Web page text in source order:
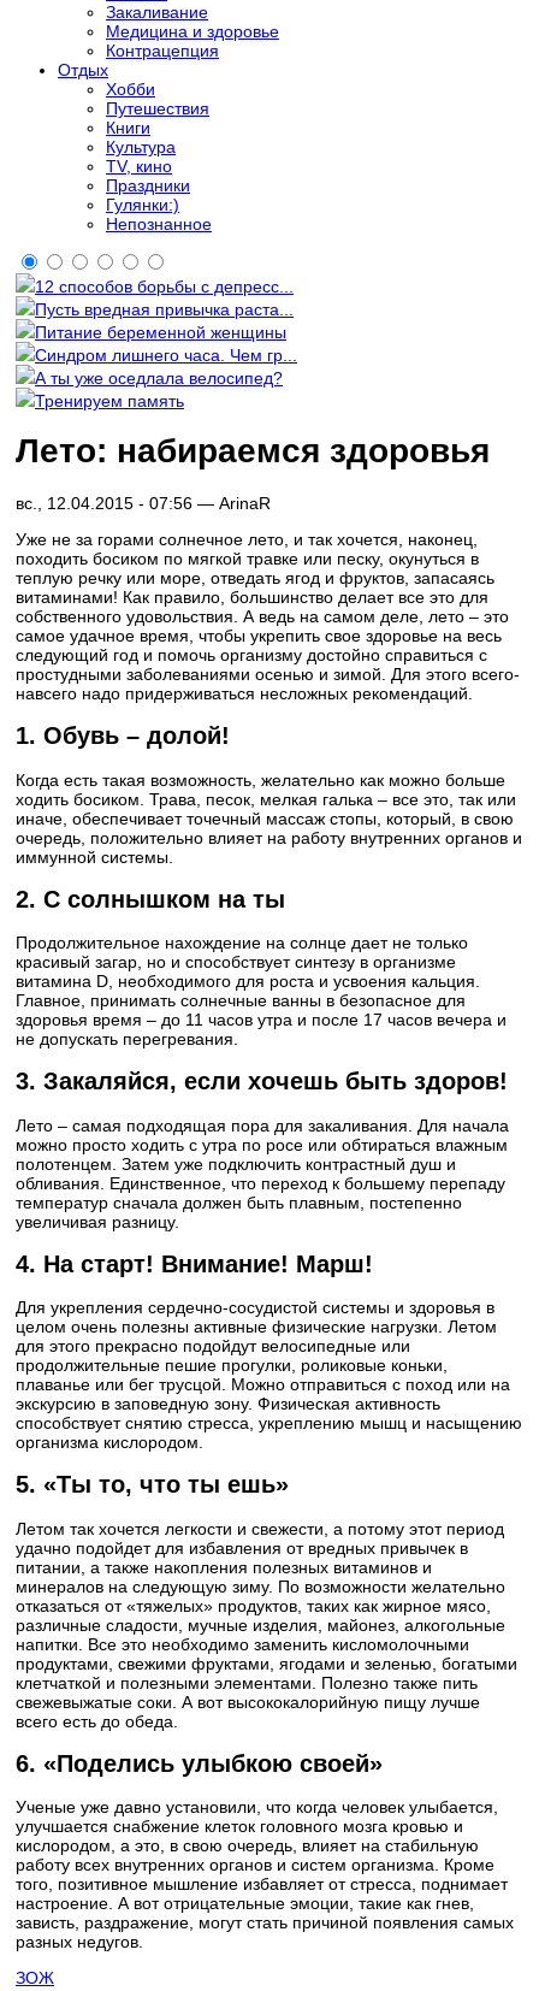
Закаливание
Медицина и здоровье
Контрацепция
Отдых
Хобби
Путешествия
Книги
Культура
TV, кино
Праздники
Гулянки:)
Непознанное
12 способов борьбы с депресс...
Пусть вредная привычка раста...
Питание беременной женщины
Синдром лишнего часа. Чем гр...
А ты уже оседлала велосипед?
Тренируем память
Лето: набираемся здоровья
вс., 12.04.2015 - 07:56 — ArinaR
Уже не за горами солнечное лето, и так хочется, наконец,
походить босиком по мягкой травке или песку, окунуться в
теплую речку или море, отведать ягод и фруктов, запасаясь
витаминами! Как правило, большинство делает все это для
собственного удовольствия. А ведь на самом деле, лето – это
самое удачное время, чтобы укрепить свое здоровье на весь
следующий год и помочь организму достойно справиться с
простудными заболеваниями осенью и зимой. Для этого всего-
навсего надо придерживаться несложных рекомендаций.
1. Обувь – долой!
Когда есть такая возможность, желательно как можно больше
ходить босиком. Трава, песок, мелкая галька – все это, так или
иначе, обеспечивает точечный массаж стопы, который, в свою
очередь, положительно влияет на работу внутренних органов и
иммунной системы.
2. С солнышком на ты
Продолжительное нахождение на солнце дает не только
красивый загар, но и способствует синтезу в организме
витамина D, необходимого для роста и усвоения кальция.
Главное, принимать солнечные ванны в безопасное для
здоровья время – до 11 часов утра и после 17 часов вечера и
не допускать перегревания.
3. Закаляйся, если хочешь быть здоров!
Лето – самая подходящая пора для закаливания. Для начала
можно просто ходить с утра по росе или обтираться влажным
полотенцем. Затем уже подключить контрастный душ и
обливания. Единственное, что переход к большему перепаду
температур сначала должен быть плавным, постепенно
увеличивая разницу.
4. На старт! Внимание! Марш!
Для укрепления сердечно-сосудистой системы и здоровья в
целом очень полезны активные физические нагрузки. Летом
для этого прекрасно подойдут велосипедные или
продолжительные пешие прогулки, роликовые коньки,
плаванье или бег трусцой. Можно отправиться с поход или на
экскурсию в заповедную зону. Физическая активность
способствует снятию стресса, укреплению мышц и насыщению
организма кислородом.
5. «Ты то, что ты ешь»
Летом так хочется легкости и свежести, а потому этот период
удачно подойдет для избавления от вредных привычек в
питании, а также накопления полезных витаминов и
минералов на следующую зиму. По возможности желательно
отказаться от «тяжелых» продуктов, таких как жирное мясо,
различные сладости, мучные изделия, майонез, алкогольные
напитки. Все это необходимо заменить кисломолочными
продуктами, свежими фруктами, ягодами и зеленью, богатыми
клетчаткой и полезными элементами. Полезно также пить
свежевыжатые соки. А вот высококалорийную пищу лучше
всего есть до обеда.
6. «Поделись улыбкою своей»
Ученые уже давно установили, что когда человек улыбается,
улучшается снабжение клеток головного мозга кровью и
кислородом, а это, в свою очередь, влияет на стабильную
работу всех внутренних органов и систем организма. Кроме
того, позитивное мышление избавляет от стресса, поднимает
настроение. А вот отрицательные эмоции, такие как гнев,
зависть, раздражение, могут стать причиной появления самых
разных недугов.
ЗОЖ